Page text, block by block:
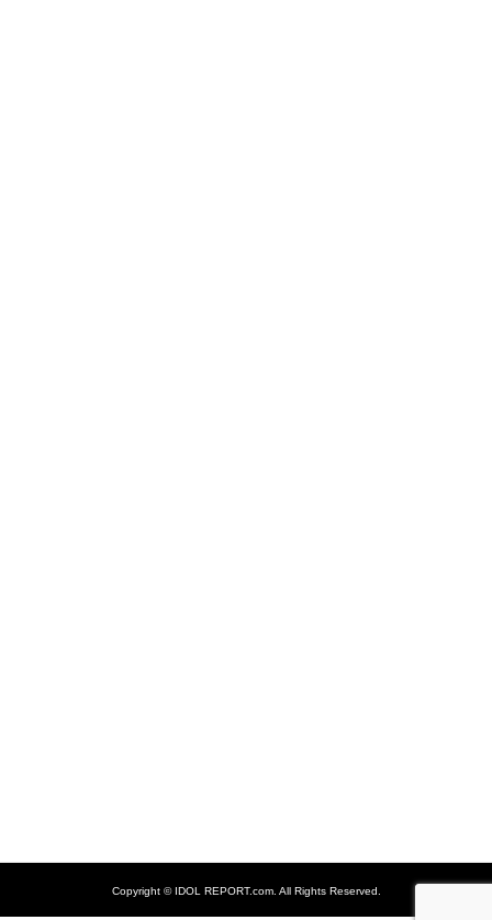
Copyright ©IDOL REPORT.com. All Rights Reserved.